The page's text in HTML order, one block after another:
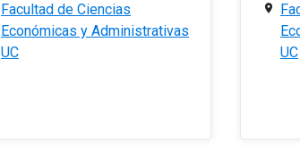
Facultad de Ciencias
Económicas y Administrativas
UC
UC